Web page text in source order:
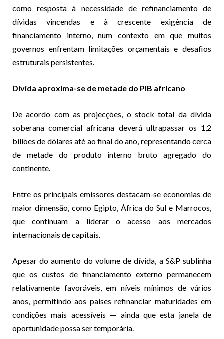
como resposta à necessidade de refinanciamento de
dívidas vincendas e à crescente exigência de
financiamento interno, num contexto em que muitos
governos enfrentam limitações orçamentais e desafios
estruturais persistentes.
Dívida aproxima-se de metade do PIB africano
De acordo com as projecções, o stock total da dívida
soberana comercial africana deverá ultrapassar os 1,2
biliões de dólares até ao final do ano, representando cerca
de metade do produto interno bruto agregado do
continente.
Entre os principais emissores destacam-se economias de
maior dimensão, como Egipto, África do Sul e Marrocos,
que continuam a liderar o acesso aos mercados
internacionais de capitais.
Apesar do aumento do volume de dívida, a S&P sublinha
que os custos de financiamento externo permanecem
relativamente favoráveis, em níveis mínimos de vários
anos, permitindo aos países refinanciar maturidades em
condições mais acessíveis — ainda que esta janela de
oportunidade possa ser temporária.